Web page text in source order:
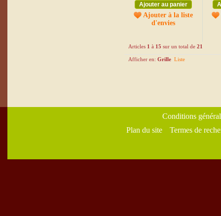
Ajouter au panier
Ajouter à la liste
d'envies
Articles 1 à 15 sur un total de 21
Afficher en: Grille Liste
Conditions
Plan du site
Termes de